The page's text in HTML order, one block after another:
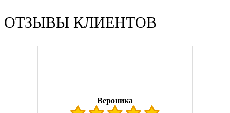
ОТЗЫВЫ КЛИЕНТОВ
Вероника